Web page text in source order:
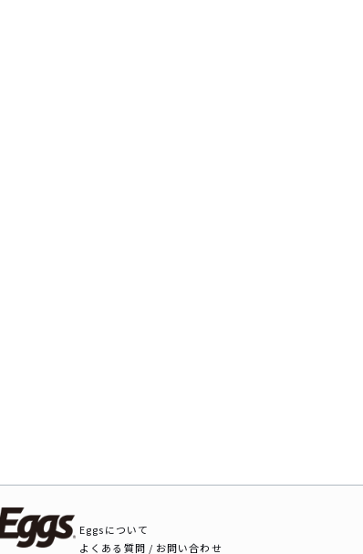
Eggsについて
よくある質問 / お問い合わせ